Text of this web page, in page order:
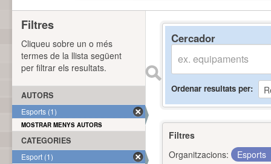
Cercador
Ordenar resultats per
Filtres
Organitzacions:
Esports
Filtres
Cliqueu sobre un o més
termes de la llista següent
per filtrar els resultats.
AUTORS
Esports (1)
MOSTRAR MENYS AUTORS
CATEGORIES
Esport (1)